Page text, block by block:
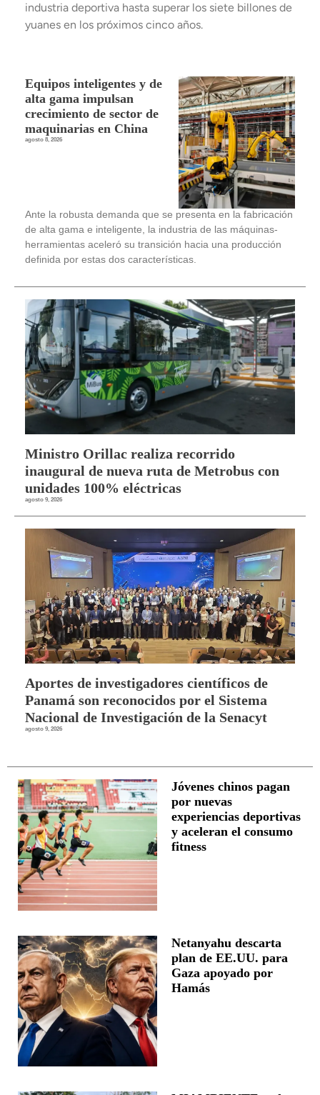
industria deportiva hasta superar los siete billones de
yuanes en los próximos cinco años.
Equipos inteligentes y de
alta gama impulsan
crecimiento de sector de
maquinarias en China
agosto 8, 2026
Ante la robusta demanda que se presenta en la fabricación
de alta gama e inteligente, la industria de las máquinas-
herramientas aceleró su transición hacia una producción
definida por estas dos características.
Ministro Orillac realiza recorrido
inaugural de nueva ruta de Metrobus con
unidades 100% eléctricas
agosto 9, 2026
Aportes de investigadores científicos de
Panamá son reconocidos por el Sistema
Nacional de Investigación de la Senacyt
agosto 9, 2026
Jóvenes chinos pagan
por nuevas
experiencias deportivas
y aceleran el consumo
fitness
Netanyahu descarta
plan de EE.UU. para
Gaza apoyado por
Hamás